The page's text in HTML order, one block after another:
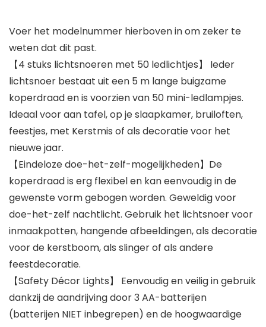
Voer het modelnummer hierboven in om zeker te
weten dat dit past.
【4 stuks lichtsnoeren met 50 ledlichtjes】 Ieder
lichtsnoer bestaat uit een 5 m lange buigzame
koperdraad en is voorzien van 50 mini-ledlampjes.
Ideaal voor aan tafel, op je slaapkamer, bruiloften,
feestjes, met Kerstmis of als decoratie voor het
nieuwe jaar.
【Eindeloze doe-het-zelf-mogelijkheden】De
koperdraad is erg flexibel en kan eenvoudig in de
gewenste vorm gebogen worden. Geweldig voor
doe-het-zelf nachtlicht. Gebruik het lichtsnoer voor
inmaakpotten, hangende afbeeldingen, als decoratie
voor de kerstboom, als slinger of als andere
feestdecoratie.
【Safety Décor Lights】 Eenvoudig en veilig in gebruik
dankzij de aandrijving door 3 AA-batterijen
(batterijen NIET inbegrepen) en de hoogwaardige